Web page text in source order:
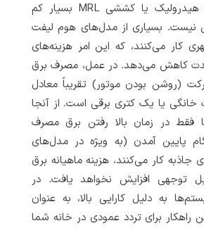
آسانسور تک نفره هیدرولیک یا کششی MRL بسیار کم
نیست. بسیاری از مدل‌های هوم لیفت
کار می‌کنند، که این امر هزینه‌های
کاهش می‌دهد. در عمل، مصرف برق
(روشن بودن موتور) تقریباً معادل
یا یک کتری برقی است. از آنجا
فقط در زمان بالا رفتن برق مصرف
پایین آمدن (به ویژه در مدل‌های
جاذبه کار می‌کنند، هزینه ماهیانه برق
توجهی افزایش نخواهد یافت. در
به دلیل کارایی بالا، به عنوان
راهکار برای تردد عمودی در خانه شما